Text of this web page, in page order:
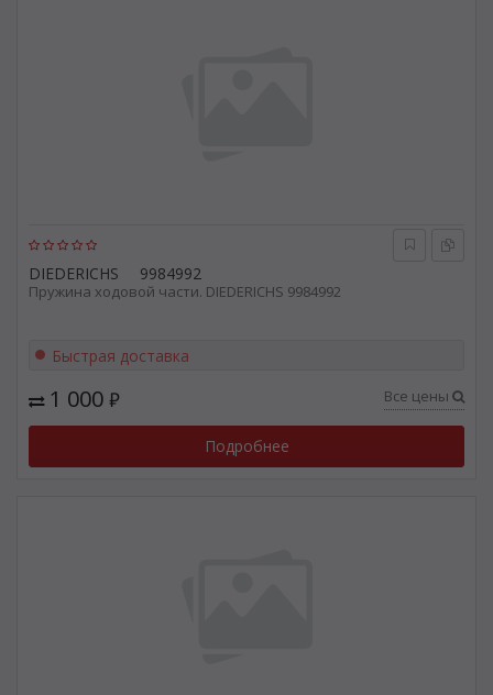
DIEDERICHS 9984992
Пружина ходовой части. DIEDERICHS 9984992
Быстрая доставка
1 000 ₽ Все цены
Подробнее